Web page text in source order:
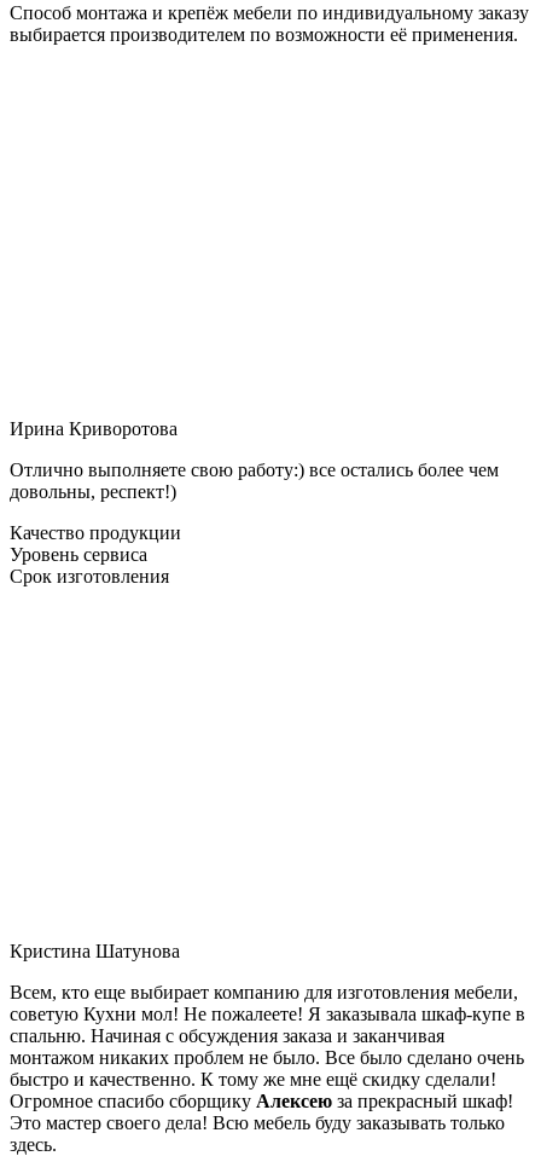
Способ монтажа и крепёж мебели по индивидуальному заказу
выбирается производителем по возможности её применения.
Ирина Криворотова
Отлично выполняете свою работу:) все остались более чем
довольны, респект!)
Качество продукции
Уровень сервиса
Срок изготовления
Кристина Шатунова
Всем, кто еще выбирает компанию для изготовления мебели,
советую Кухни мол! Не пожалеете! Я заказывала шкаф-купе в
спальню. Начиная с обсуждения заказа и заканчивая
монтажом никаких проблем не было. Все было сделано очень
быстро и качественно. К тому же мне ещё скидку сделали!
Огромное спасибо сборщику Алексею за прекрасный шкаф!
Это мастер своего дела! Всю мебель буду заказывать только
здесь.